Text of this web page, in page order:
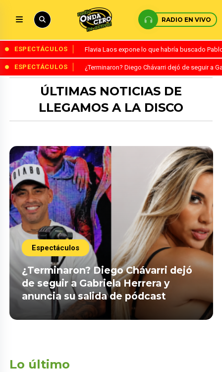
RADIO EN VIVO
ESPECTÁCULOS Flavia Laos expone lo que habría buscado
ESPECTÁCULOS ¿Terminaron? Diego Chávarri dejó de seguir a
ÚLTIMAS NOTICIAS DE
LLEGAMOS A LA DISCO
Espectáculos
¿Terminaron? Diego Chávarri dejó
de seguir a Gabriela Herrera y
anuncia su salida de pódcast
Lo último